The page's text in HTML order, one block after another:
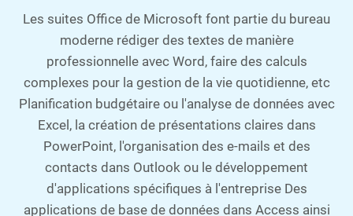
Les suites Office de Microsoft font partie du bureau
moderne rédiger des textes de manière
professionnelle avec Word, faire des calculs
complexes pour la gestion de la vie quotidienne, etc
Planification budgétaire ou l'analyse de données avec
Excel, la création de présentations claires dans
PowerPoint, l'organisation des e-mails et des
contacts dans Outlook ou le développement
d'applications spécifiques à l'entreprise Des
applications de base de données dans Access ainsi